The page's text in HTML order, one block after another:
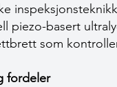
piezo-basert
som
fordeler